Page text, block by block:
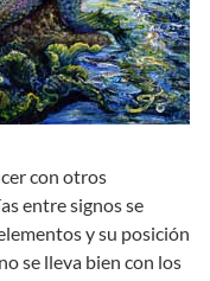
con otros
entre signos se
y su posición
se lleva bien con los